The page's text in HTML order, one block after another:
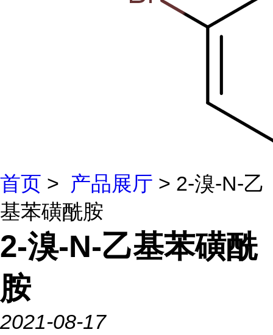
首页 > 产品展厅 > 2-溴-N-乙
基苯磺酰胺
2-溴-N-乙基苯磺酰
胺
2021-08-17